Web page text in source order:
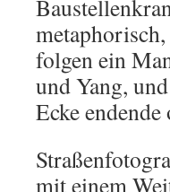
folgen ein
und Yang,
Ecke
mit einem